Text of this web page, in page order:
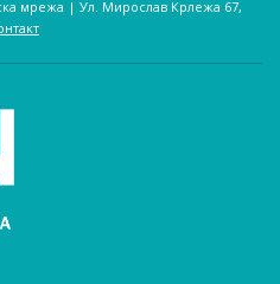
мрежа | Ул. Мирослав Крлежа 67,